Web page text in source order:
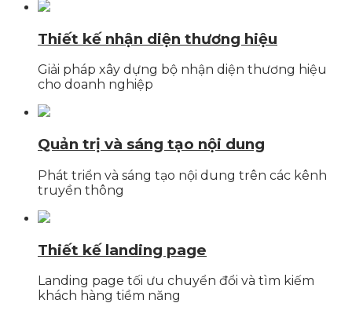
Thiết kế nhận diện thương hiệu
Giải pháp xây dựng bộ nhận diện thương hiệu
cho doanh nghiệp
Quản trị và sáng tạo nội dung
Phát triển và sáng tạo nội dung trên các kênh
truyền thông
Thiết kế landing page
Landing page tối ưu chuyển đổi và tìm kiếm
khách hàng tiềm năng